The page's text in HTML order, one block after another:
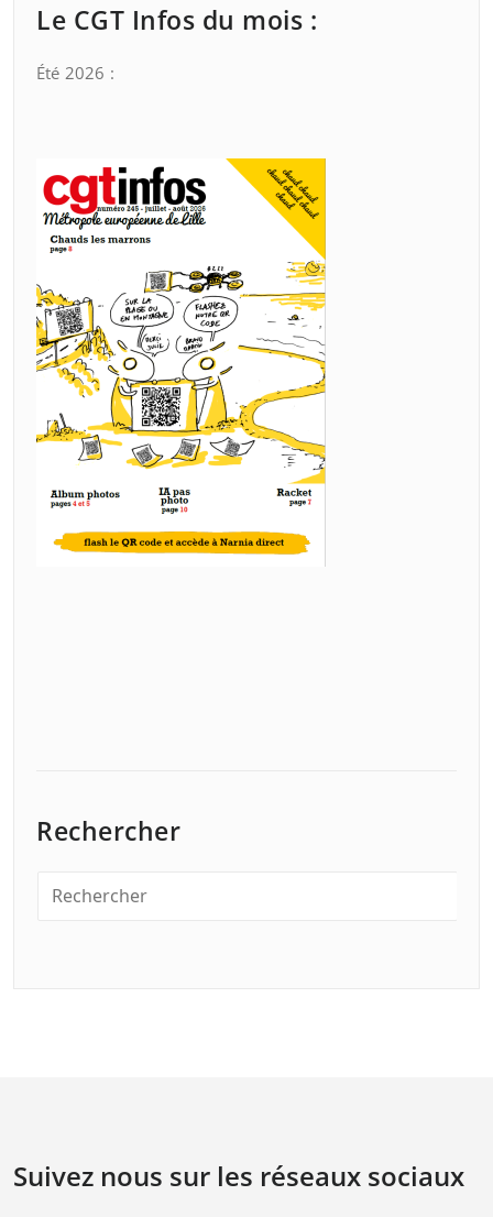
Le CGT Infos du mois :
Été 2026 :
Rechercher
Suivez nous sur les réseaux sociaux